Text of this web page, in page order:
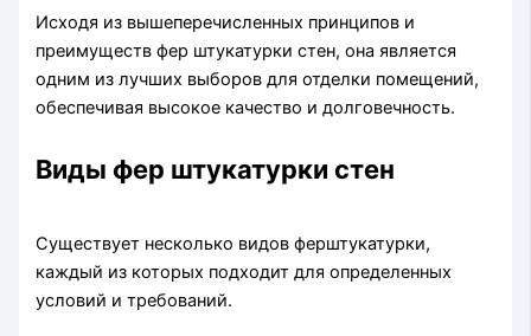
Исходя из вышеперечисленных принципов и
преимуществ фер штукатурки стен, она является
одним из лучших выборов для отделки помещений,
обеспечивая высокое качество и долговечность.
Виды фер штукатурки стен
Существует несколько видов ферштукатурки,
каждый из которых подходит для определенных
условий и требований.